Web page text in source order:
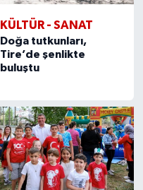
KÜLTÜR - SANAT
Doğa tutkunları,
Tire’de şenlikte
buluştu